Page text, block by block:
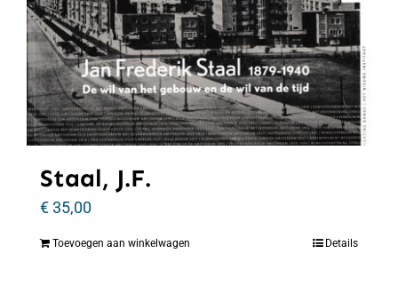
Staal, J.F.
€35,00
Toevoegen aan winkelwagen Details